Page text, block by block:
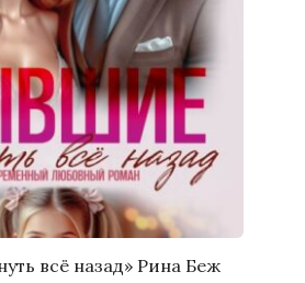
всё назад» Рина Беж